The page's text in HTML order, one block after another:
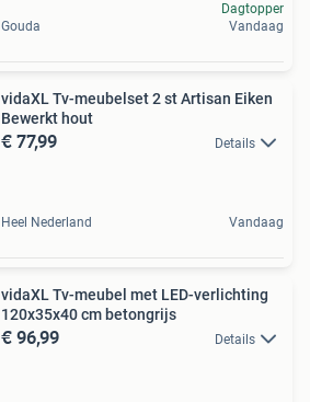
Gouda
Dagtopper
Vandaag
vidaXL Tv-meubelset 2 st Artisan Eiken
Bewerkt hout
€ 77,99 Details
Heel Nederland Vandaag
vidaXL Tv-meubel met LED-verlichting
120x35x40 cm betongrijs
€ 96,99 Details